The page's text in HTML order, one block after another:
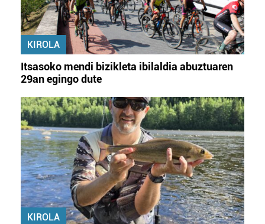
KIROLA
Itsasoko mendi bizikleta ibilaldia abuztuaren
29an egingo dute
KIROLA